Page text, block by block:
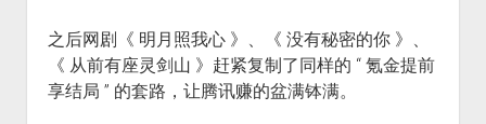
之后网剧《 明月照我心 》、《 没有秘密的你 》、
《 从前有座灵剑山 》赶紧复制了同样的 “ 氪金提前
享结局 ” 的套路，让腾讯赚的盆满钵满。